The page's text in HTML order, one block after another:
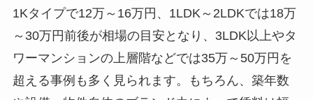
1Kタイプで12万～16万円、1LDK～2LDKでは18万
～30万円前後が相場の目安となり、3LDK以上やタ
ワーマンションの上層階などでは35万～50万円を
超える事例も多く見られます。もちろん、築年数